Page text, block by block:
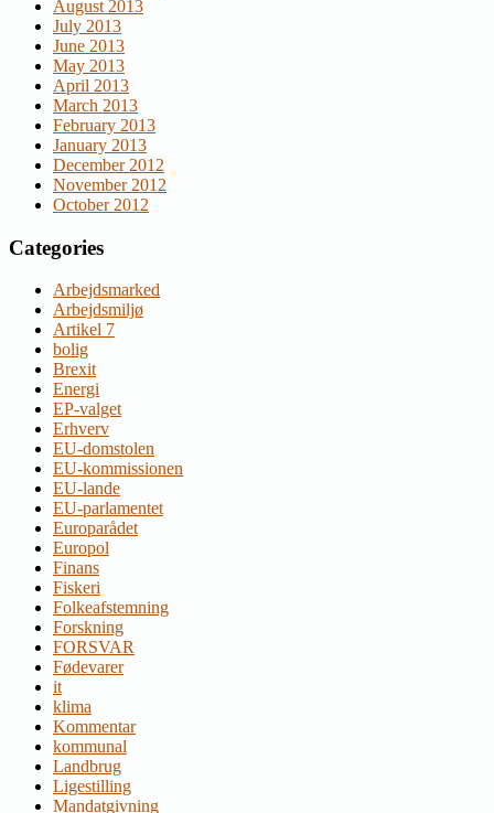
August 2013
July 2013
June 2013
May 2013
April 2013
March 2013
February 2013
January 2013
December 2012
November 2012
October 2012
Categories
Arbejdsmarked
Arbejdsmiljø
Artikel 7
bolig
Brexit
Energi
EP-valget
Erhverv
EU-domstolen
EU-kommissionen
EU-lande
EU-parlamentet
Europarådet
Europol
Finans
Fiskeri
Folkeafstemning
Forskning
FORSVAR
Fødevarer
it
klima
Kommentar
kommunal
Landbrug
Ligestilling
Mandatgivning